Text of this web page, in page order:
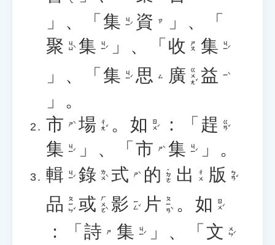
」、「 集 ㄐㄧˊ 資 ㄗ
」、「
聚 ㄐㄩˋ 集 ㄐㄧˊ 」、「 收 ㄕㄡ 集 ㄐㄧˊ
」、「 集 ㄐㄧˊ 思 ㄙ 廣 ㄍㄨㄤˇ 益 ㄧˋ
」。
市
ㄕˋ 場 ㄔㄤˇ 。 如 ㄖㄨˊ ：「 趕 ㄍㄢˇ
集 ㄐㄧˊ 」、「 市 ㄕˋ 集 ㄐㄧˊ
」。
輯 ㄐㄧˊ 錄 ㄌㄨˋ 式 ㄕˋ 的 ˙ㄉㄜ 出 ㄔㄨ 版 ㄅㄢˇ
品 ㄆㄧㄣˇ 或 ㄏㄨㄛˋ 影 ㄧㄥˇ 片 ㄆㄧㄢˋ 。 如 ㄖㄨˊ
：「 詩 ㄕ 集 ㄐㄧˊ 」、「 文 ㄨㄣˊ